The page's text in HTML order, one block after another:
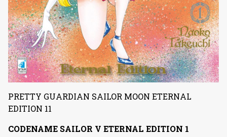
PRETTY GUARDIAN SAILOR MOON ETERNAL
EDITION 11
CODENAME SAILOR V ETERNAL EDITION 1